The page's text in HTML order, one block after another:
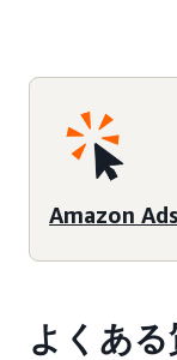
Amazon
よくある